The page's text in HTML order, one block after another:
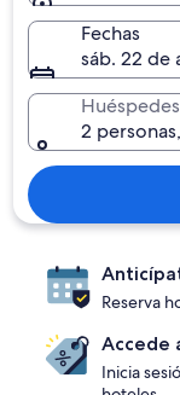
Fechas
sáb. 22 de
Huéspedes
2
Reserva
Accede
Inicia